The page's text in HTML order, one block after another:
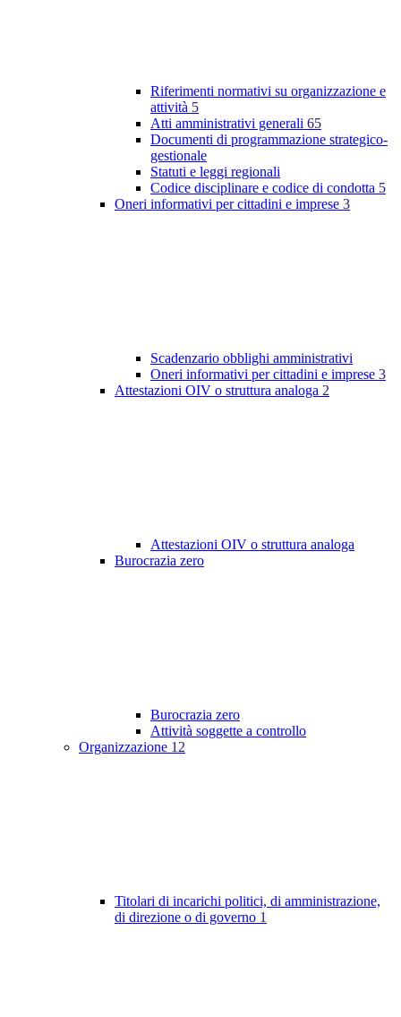
Riferimenti normativi su organizzazione e
attività 5
Atti amministrativi generali 65
Documenti di programmazione strategico-
gestionale
Statuti e leggi regionali
Codice disciplinare e codice di condotta 5
Oneri informativi per cittadini e imprese 3
Scadenzario obblighi amministrativi
Oneri informativi per cittadini e imprese 3
Attestazioni OIV o struttura analoga 2
Attestazioni OIV o struttura analoga
Burocrazia zero
Burocrazia zero
Attività soggette a controllo
Organizzazione 12
Titolari di incarichi politici, di amministrazione,
di direzione o di governo 1